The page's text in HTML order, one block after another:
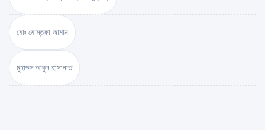
মোঃ মোস্তফা জামান
মুহাম্মদ আবুল হাসানাত